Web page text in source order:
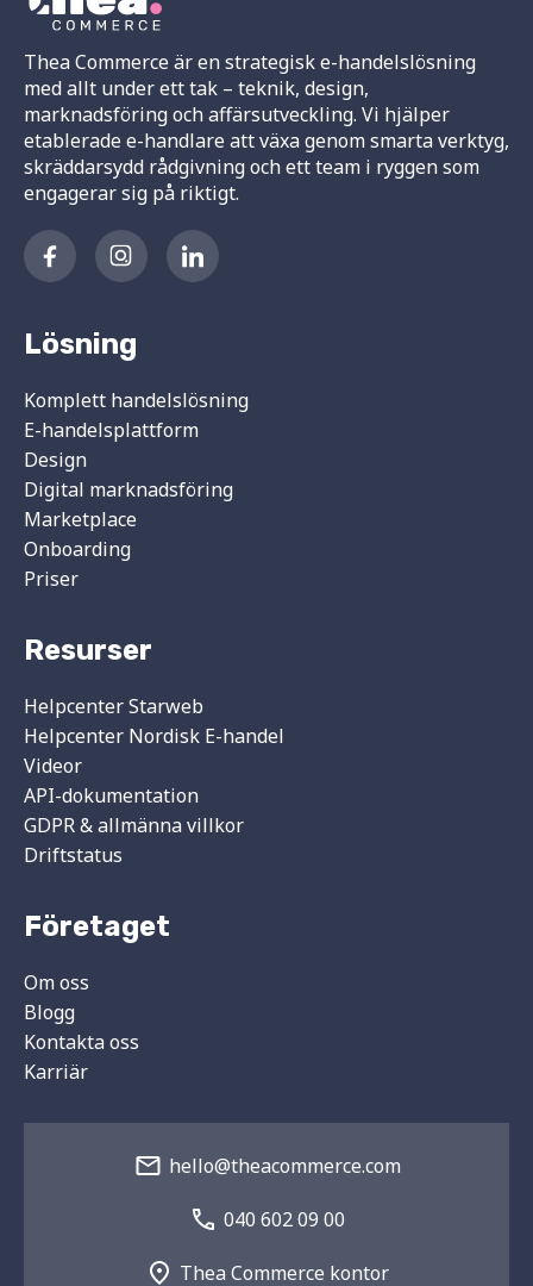
Thea Commerce är en strategisk e-handelslösning
med allt under ett tak – teknik, design,
marknadsföring och affärsutveckling. Vi hjälper
etablerade e-handlare att växa genom smarta verktyg,
skräddarsydd rådgivning och ett team i ryggen som
engagerar sig på riktigt.
Lösning
Komplett handelslösning
E-handelsplattform
Design
Digital marknadsföring
Marketplace
Onboarding
Priser
Resurser
Helpcenter Starweb
Helpcenter Nordisk E-handel
Videor
API-dokumentation
GDPR & allmänna villkor
Driftstatus
Företaget
Om oss
Blogg
Kontakta oss
Karriär
hello@theacommerce.com
040 602 09 00
Thea Commerce kontor